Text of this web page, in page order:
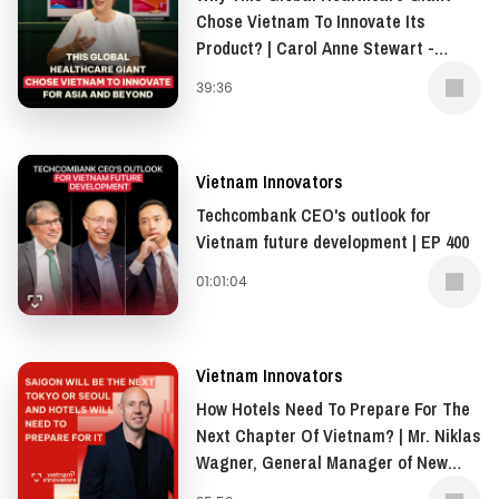
integrates technology to optimize the examination
experience for their customers.
The Jio Smart Clinic provides a multi-specialty clinic
edge technologies.
With the Series B investment of up to 20 million USD,
Jio Health is coming closer to expanding their Smart
Clinics system nationwide.
Chose Vietnam To Innovate Its
Product? | Carol Anne Stewart -
East, and Africa (AMEA), Opella | EP
39:36
Vietnam Innovators
Techcombank CEO's outlook for
Vietnam future development | EP 400
01:01:04
Vietnam Innovators
How Hotels Need To Prepare For The
Next Chapter Of Vietnam? | Mr. Niklas
Wagner, General Manager of New